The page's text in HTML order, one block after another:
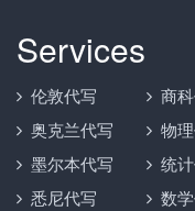
Services
伦敦代写
奥克兰代写
墨尔本代写
悉尼代写
商
物
统
数